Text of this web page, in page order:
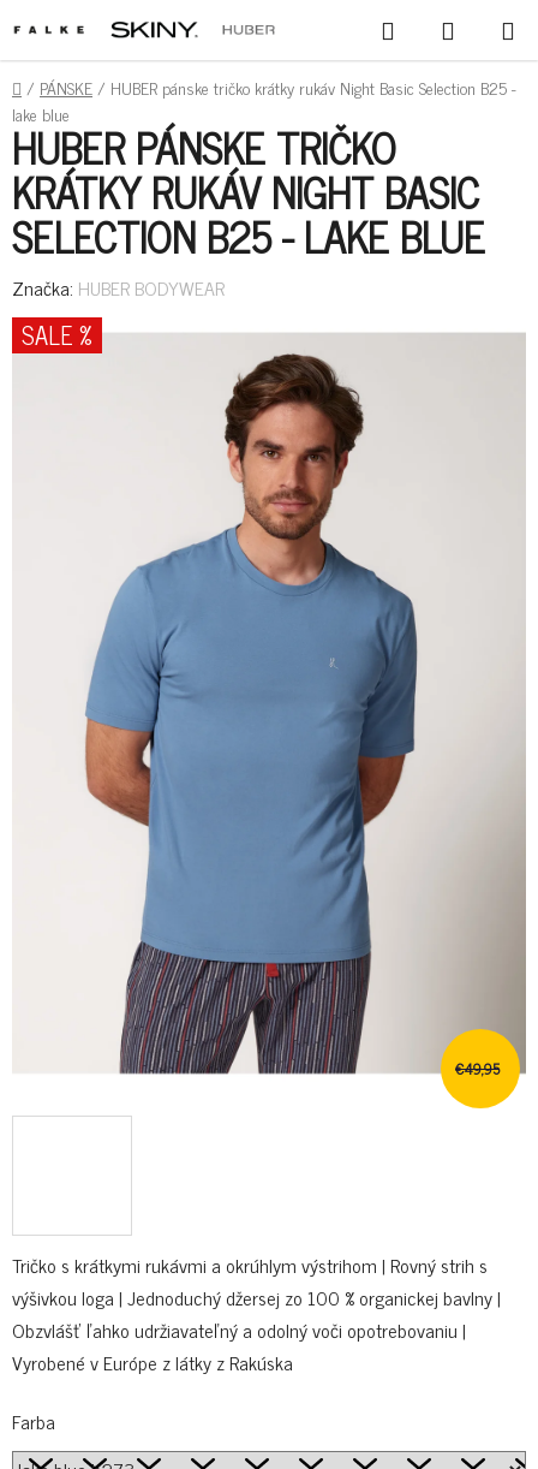
NA
OBSAH
HĽADAŤ
KOŠÍK
DOMOV
/ PÁNSKE/ HUBER pánske tričko krátky rukáv Night Basic Selection B25 -
lake blue
Tričko s krátkymi rukávmi a okrúhlym výstrihom | Rovný strih s
výšivkou loga | Jednoduchý džersej zo 100 % organickej bavlny |
Obzvlášť ľahko udržiavateľný a odolný voči opotrebovaniu |
Vyrobené v Európe z látky z Rakúska
Farba
HUBER PÁNSKE TRIČKO
KRÁTKY RUKÁV NIGHT BASIC
SELECTION B25 - LAKE BLUE
Značka: HUBER BODYWEAR
SALE %
€49,95